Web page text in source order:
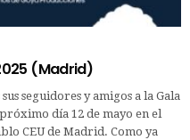
(Madrid)
seguidores y amigos a la Gala
día 12 de mayo en el
CEU de Madrid. Como ya